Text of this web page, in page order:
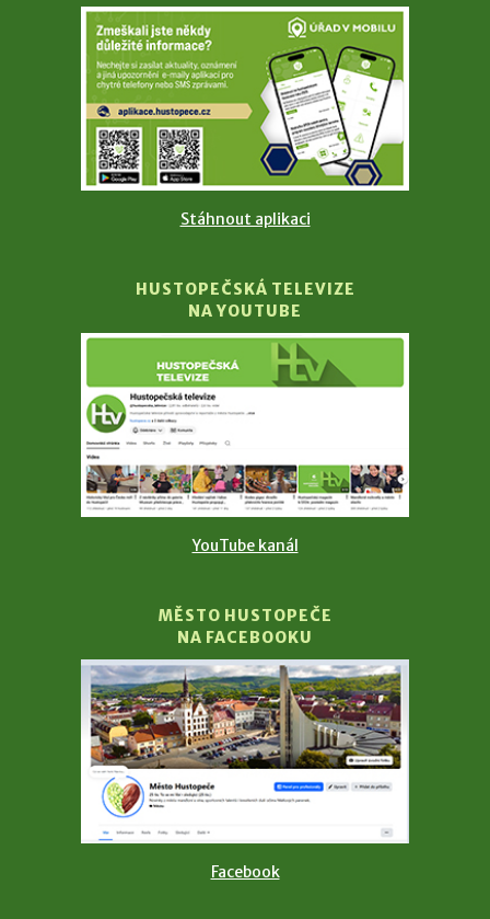
Stáhnout aplikaci
HUSTOPEČSKÁ TELEVIZE
NA YOUTUBE
YouTube kanál
MĚSTO HUSTOPEČE
NA FACEBOOKU
Facebook